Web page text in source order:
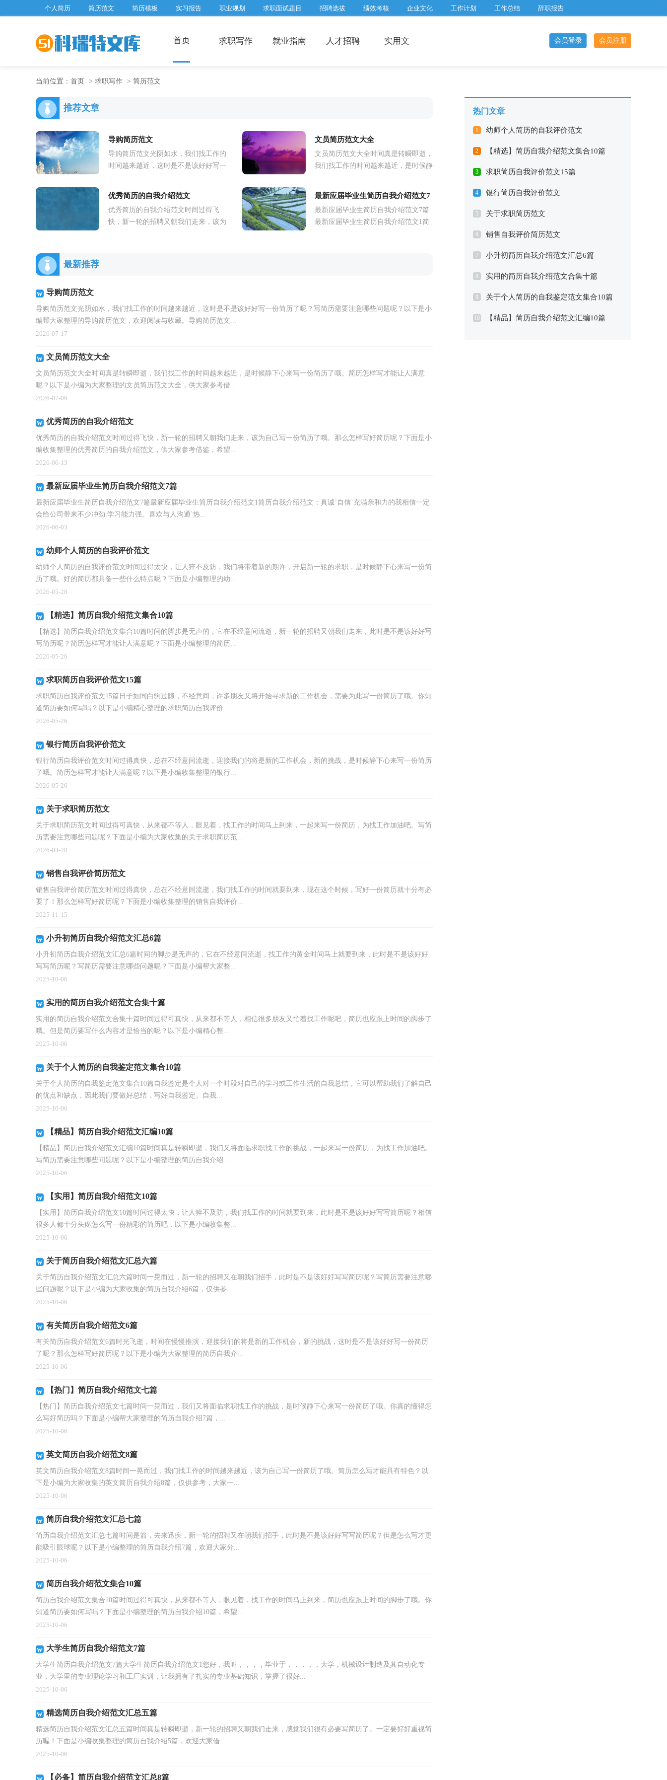
个人简历 简历范文 简历模板 实习报告 职业规划 求职面试题目 招聘选拔 绩效考核 企业文化 工作计划 工作总结 辞职报告
首页 求职写作 就业指南 人才招聘 实用文 会员登录 会员注册
当前位置： 首页 > 求职写作 > 简历范文
推荐文章
导购简历范文
导购简历范文光阴如水，我们找工作的
时间越来越近，这时是不是该好好写一
范...
文员简历范文大全
文员简历范文大全时间真是转瞬即逝，
我们找工作的时间越来越近，是时候静
能让人满意呢？以下是小编为大家整
理...
优秀简历的自我介绍范文
优秀简历的自我介绍范文时间过得飞
快，新一轮的招聘又朝我们走来，该为
最新应届毕业生简历自我介绍范文7
篇
最新应届毕业生简历自我介绍范文7篇
最新应届毕业生简历自我介绍范文1简
最新推荐
导购简历范文
导购简历范文光阴如水，我们找工作的时间越来越近，这时是不是该好好写一份简历了呢？写简历需要注意哪些问题呢？以下是小
编帮大家整理的导购简历范文，欢迎阅读与收藏。导购简历范文...
2026-07-17
文员简历范文大全
文员简历范文大全时间真是转瞬即逝，我们找工作的时间越来越近，是时候静下心来写一份简历了哦。简历怎样写才能让人满意
呢？以下是小编为大家整理的文员简历范文大全，供大家参考借...
2026-07-09
优秀简历的自我介绍范文
优秀简历的自我介绍范文时间过得飞快，新一轮的招聘又朝我们走来，该为自己写一份简历了哦。那么怎样写好简历呢？下面是小
编收集整理的优秀简历的自我介绍范文，供大家参考借鉴，希望...
2026-06-13
最新应届毕业生简历自我介绍范文7篇
最新应届毕业生简历自我介绍范文7篇最新应届毕业生简历自我介绍范文1简历自我介绍范文：真诚`自信`充满亲和力的我相信一定
会给公司带来不少冲劲.学习能力强。喜欢与人沟通`热...
2026-06-03
幼师个人简历的自我评价范文
幼师个人简历的自我评价范文时间过得太快，让人猝不及防，我们将带着新的期许，开启新一轮的求职，是时候静下心来写一份简
历了哦。好的简历都具备一些什么特点呢？下面是小编整理的幼...
2026-05-28
【精选】简历自我介绍范文集合10篇
【精选】简历自我介绍范文集合10篇时间的脚步是无声的，它在不经意间流逝，新一轮的招聘又朝我们走来，此时是不是该好好写
写简历呢？简历怎样写才能让人满意呢？下面是小编整理的简历...
2026-05-26
求职简历自我评价范文15篇
求职简历自我评价范文15篇日子如同白驹过隙，不经意间，许多朋友又将开始寻求新的工作机会，需要为此写一份简历了哦。你知
道简历要如何写吗？以下是小编精心整理的求职简历自我评价...
2026-05-26
银行简历自我评价范文
银行简历自我评价范文时间过得真快，总在不经意间流逝，迎接我们的将是新的工作机会，新的挑战，是时候静下心来写一份简历
了哦。简历怎样写才能让人满意呢？以下是小编收集整理的银行...
2026-05-26
关于求职简历范文
关于求职简历范文时间过得可真快，从来都不等人，眼见着，找工作的时间马上到来，一起来写一份简历，为找工作加油吧。写简
历需要注意哪些问题呢？下面是小编为大家收集的关于求职简历范...
2026-03-28
销售自我评价简历范文
销售自我评价简历范文时间过得真快，总在不经意间流逝，我们找工作的时间就要到来，现在这个时候，写好一份简历就十分有必
要了！那么怎样写好简历呢？下面是小编收集整理的销售自我评价...
2025-11-15
小升初简历自我介绍范文汇总6篇
小升初简历自我介绍范文汇总6篇时间的脚步是无声的，它在不经意间流逝，找工作的黄金时间马上就要到来，此时是不是该好好
写写简历呢？写简历需要注意哪些问题呢？下面是小编帮大家整...
2025-10-06
实用的简历自我介绍范文合集十篇
实用的简历自我介绍范文合集十篇时间过得可真快，从来都不等人，相信很多朋友又忙着找工作呢吧，简历也应跟上时间的脚步了
哦。但是简历要写什么内容才是恰当的呢？以下是小编精心整...
2025-10-06
关于个人简历的自我鉴定范文集合10篇
关于个人简历的自我鉴定范文集合10篇自我鉴定是个人对一个时段对自己的学习或工作生活的自我总结，它可以帮助我们了解自己
的优点和缺点，因此我们要做好总结，写好自我鉴定。自我...
2025-10-06
【精品】简历自我介绍范文汇编10篇
【精品】简历自我介绍范文汇编10篇时间真是转瞬即逝，我们又将面临求职找工作的挑战，一起来写一份简历，为找工作加油吧。
写简历需要注意哪些问题呢？以下是小编整理的简历自我介绍...
2025-10-06
【实用】简历自我介绍范文10篇
【实用】简历自我介绍范文10篇时间过得太快，让人猝不及防，我们找工作的时间就要到来，此时是不是该好好写写简历呢？相信
很多人都十分头疼怎么写一份精彩的简历吧，以下是小编收集整...
2025-10-06
关于简历自我介绍范文汇总六篇
关于简历自我介绍范文汇总六篇时间一晃而过，新一轮的招聘又在朝我们招手，此时是不是该好好写写简历呢？写简历需要注意哪
些问题呢？以下是小编为大家收集的简历自我介绍6篇，仅供参...
2025-10-06
有关简历自我介绍范文6篇
有关简历自我介绍范文6篇时光飞逝，时间在慢慢推演，迎接我们的将是新的工作机会，新的挑战，这时是不是该好好写一份简历
了呢？那么怎样写好简历呢？以下是小编为大家整理的简历自我介...
2025-10-06
【热门】简历自我介绍范文七篇
【热门】简历自我介绍范文七篇时间一晃而过，我们又将面临求职找工作的挑战，是时候静下心来写一份简历了哦。你真的懂得怎
么写好简历吗？下面是小编帮大家整理的简历自我介绍7篇，...
2025-10-06
英文简历自我介绍范文8篇
英文简历自我介绍范文8篇时间一晃而过，我们找工作的时间越来越近，该为自己写一份简历了哦。简历怎么写才能具有特色？以
下是小编为大家收集的英文简历自我介绍8篇，仅供参考，大家一...
2025-10-06
简历自我介绍范文汇总七篇
简历自我介绍范文汇总七篇时间是箭，去来迅疾，新一轮的招聘又在朝我们招手，此时是不是该好好写写简历呢？但是怎么写才更
能吸引眼球呢？以下是小编整理的简历自我介绍7篇，欢迎大家分...
2025-10-06
简历自我介绍范文集合10篇
简历自我介绍范文集合10篇时间过得可真快，从来都不等人，眼见着，找工作的时间马上到来，简历也应跟上时间的脚步了哦。你
知道简历要如何写吗？下面是小编整理的简历自我介绍10篇，希望...
2025-10-06
大学生简历自我介绍范文7篇
大学生简历自我介绍范文7篇大学生简历自我介绍范文1您好，我叫，，，，毕业于，，，，，大学，机械设计制造及其自动化专
业，大学里的专业理论学习和工厂实训，让我拥有了扎实的专业基础知识，掌握了很好...
2025-10-06
精选简历自我介绍范文汇总五篇
精选简历自我介绍范文汇总五篇时间真是转瞬即逝，新一轮的招聘又朝我们走来，感觉我们很有必要写简历了。一定要好好重视简
历喔！下面是小编收集整理的简历自我介绍5篇，欢迎大家借...
2025-10-06
【必备】简历自我介绍范文汇总8篇
热门文章
1 幼师个人简历的自我评价范文
2 【精选】简历自我介绍范文集合10篇
3 求职简历自我评价范文15篇
4 银行简历自我评价范文
5 关于求职简历范文
6 销售自我评价简历范文
7 小升初简历自我介绍范文汇总6篇
8 实用的简历自我介绍范文合集十篇
9 关于个人简历的自我鉴定范文集合10篇
10 【精品】简历自我介绍范文汇编10篇